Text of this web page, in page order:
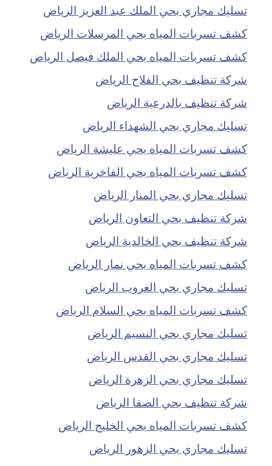
تسليك مجاري بحي الملك عبد العزيز الرياض
كشف تسربات المياه بحي المرسلات الرياض
كشف تسربات المياه بحي الملك فيصل الرياض
شركة تنظيف بحي الفلاح الرياض
شركة تنظيف بالدرعية الرياض
تسليك مجاري بحي الشهداء الرياض
كشف تسربات المياه بحي عليشة الرياض
كشف تسربات المياه بحي الفاخرية الرياض
تسليك مجاري بحي المنار الرياض
شركة تنظيف بحي التعاون الرياض
شركة تنظيف بحي الخالدية الرياض
كشف تسربات المياه بحي نمار الرياض
تسليك مجاري بحي الغروب الرياض
كشف تسربات المياه بحي السلام الرياض
تسليك مجاري بحي النسيم الرياض
تسليك مجاري بحي القدس الرياض
تسليك مجاري بحي الزهرة الرياض
شركة تنظيف بحي الصفا الرياض
كشف تسربات المياه بحي الخليج الرياض
تسليك مجاري بحي الزهور الرياض